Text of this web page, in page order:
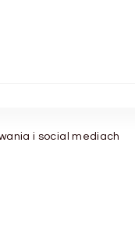
i social mediach